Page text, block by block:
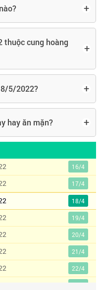
+
thuộc cung hoàng
+
5/2022? +
hay ăn mặn? +
16/4
17/4
18/4
19/4
20/4
21/4
22/4
23/4